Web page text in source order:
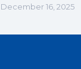
December 16, 2025